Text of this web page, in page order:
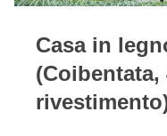
Casa in
(Coibentata,